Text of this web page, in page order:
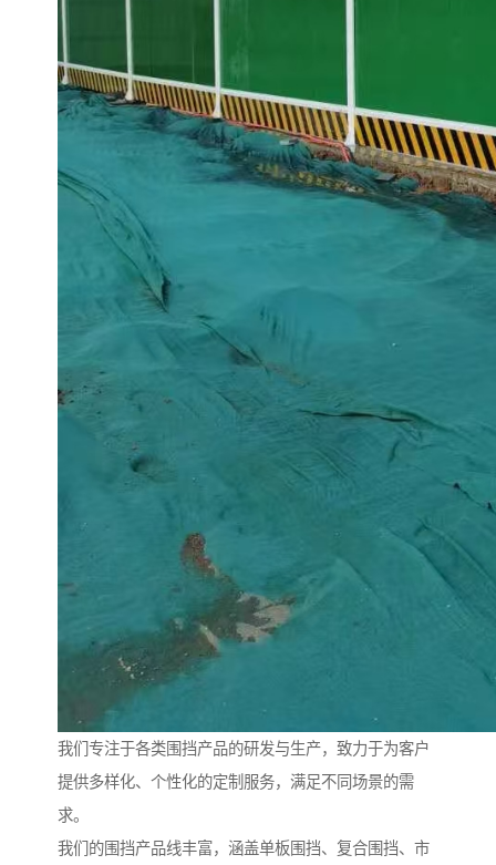
我们专注于各类围挡产品的研发与生产，致力于为客户
提供多样化、个性化的定制服务，满足不同场景的需
求。
我们的围挡产品线丰富，涵盖单板围挡、复合围挡、市